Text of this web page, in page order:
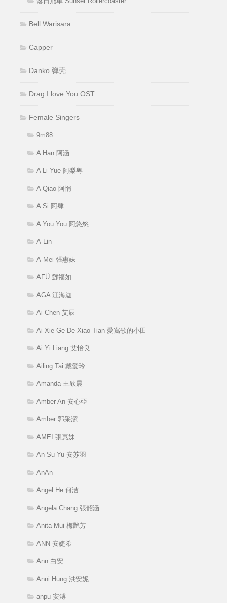
Bell Warisara
Capper
Danko 弹壳
Drag I love You OST
Female Singers
9m88
A Han 阿涵
A Li Yue 阿梨粤
A Qiao 阿悄
A Si 阿肆
A You You 阿悠悠
A-Lin
A-Mei 張惠妹
AFÜ 鄧福如
AGA 江海迦
Ai Chen 艾辰
Ai Xie Ge De Xiao Tian 愛寫歌的小田
Ai Yi Liang 艾怡良
Ailing Tai 戴爱玲
Amanda 王欣晨
Amber An 安心亞
Amber 郭采潔
AMEI 張惠妹
An Su Yu 安苏羽
AnAn
Angel He 何洁
Angela Chang 張韶涵
Anita Mui 梅艷芳
ANN 安婕希
Ann 白安
Anni Hung 洪安妮
anpu 安溥